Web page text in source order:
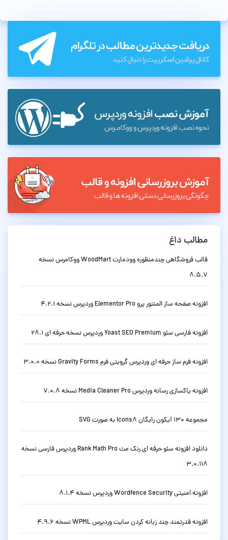
مطالب داغ
قالب فروشگاهی چندمنظوره وودمارت WoodMart ووکامرس نسخه
8.5.7
افزونه صفحه ساز المنتور پرو Elementor Pro وردپرس نسخه 4.2.1
افزونه فارسی سئو Yoast SEO Premium وردپرس نسخه حرفه ای 28.1
افزونه فرم ساز حرفه ای وردپرس گرویتی فرم Gravity Forms نسخه 3.0.0
افزونه پاکسازی رسانه وردپرس Media Cleaner Pro نسخه 7.0.8
مجموعه 130 آیکون رایگان Icons8 به صورت SVG
دانلود افزونه سئو حرفه ای رنک مث Rank Math Pro وردپرس فارسی نسخه
3.0.118
افزونه امنیتی Wordfence Security وردپرس نسخه 8.1.4
افزونه قدرتمند چند زبانه کردن سایت وردپرس WPML نسخه 4.9.6